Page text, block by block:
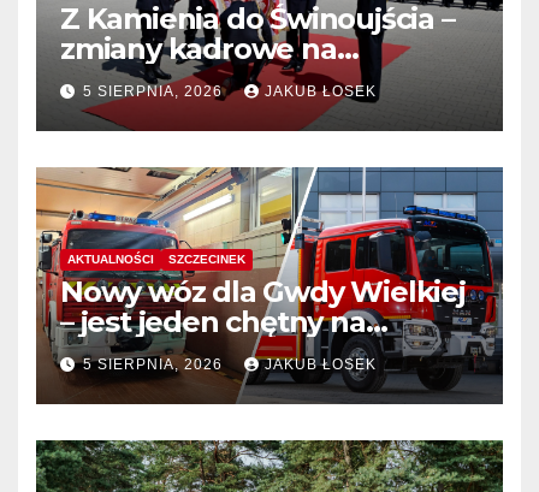
Z Kamienia do Świnoujścia –
zmiany kadrowe na
stanowiskach komendantów
5 SIERPNIA, 2026 JAKUB ŁOSEK
AKTUALNOŚCI SZCZECINEK
Nowy wóz dla Gwdy Wielkiej
– jest jeden chętny na
dostawę
5 SIERPNIA, 2026 JAKUB ŁOSEK